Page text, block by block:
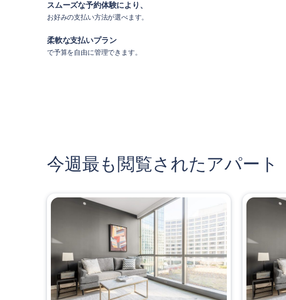
スムーズな予約体験により、
お好みの支払い方法が選べます。
柔軟な支払いプラン
で予算を自由に管理できます。
今週最も閲覧されたアパート